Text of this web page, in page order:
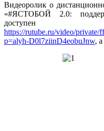
Видеоролик о
«#ЯСТОБОЙ 2.0:
https://rutube.ru/video/
p=alyh-D0l7ziinD4eobuJnw,